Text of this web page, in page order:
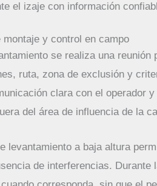
el izaje con información
montaje y control en campo
se realiza una reunión
ruta, zona de exclusión y
clara con el operador
del área de influencia de la
levantamiento a baja altura
de interferencias. Durante